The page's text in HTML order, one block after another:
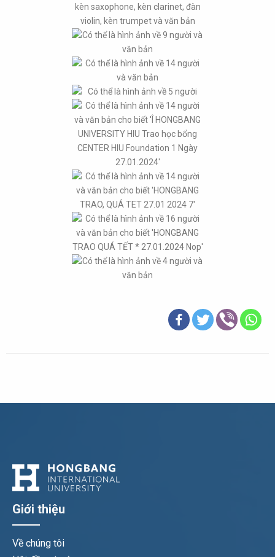
Giới thiệu
Về chúng tôi